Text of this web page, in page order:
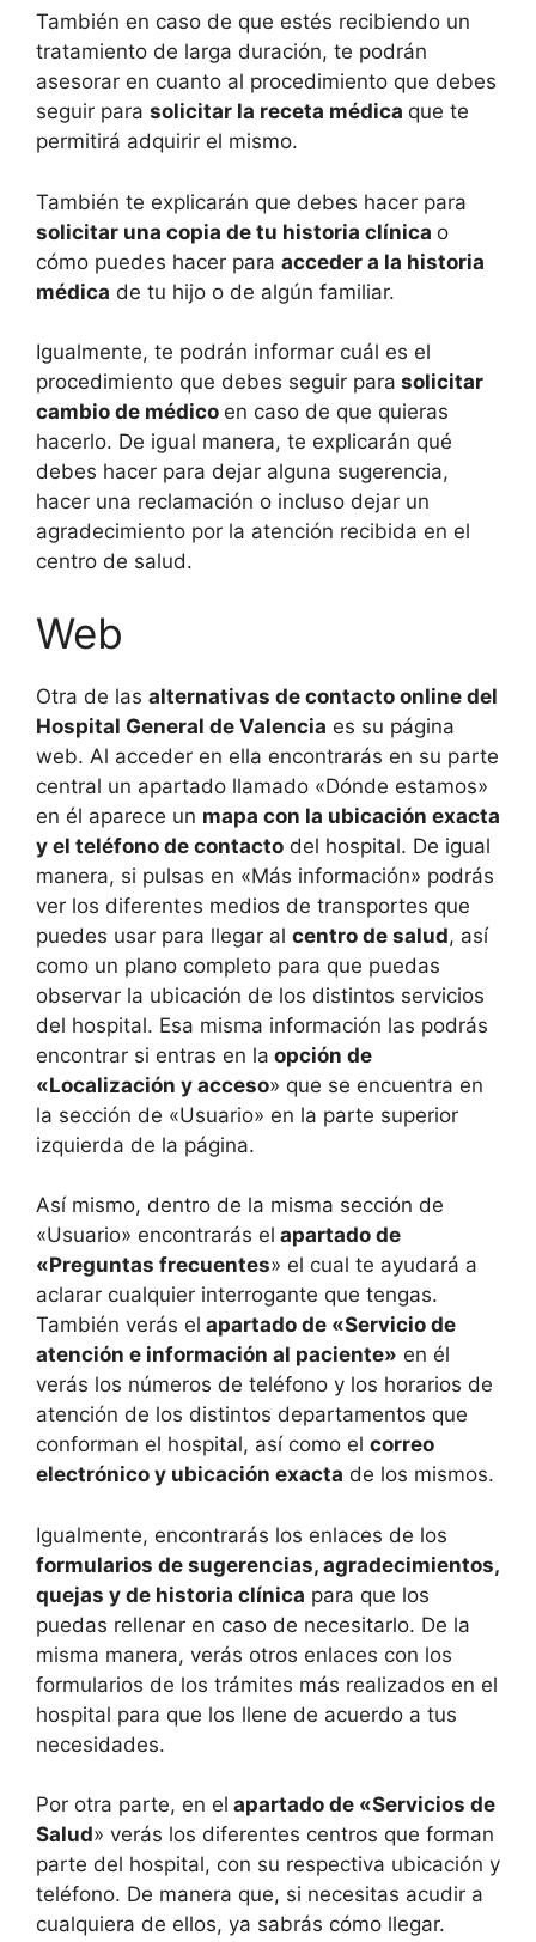
También en caso de que estés recibiendo un
tratamiento de larga duración, te podrán
asesorar en cuanto al procedimiento que debes
seguir para solicitar la receta médica que te
permitirá adquirir el mismo.
También te explicarán que debes hacer para
solicitar una copia de tu historia clínica o
cómo puedes hacer para acceder a la historia
médica de tu hijo o de algún familiar.
Igualmente, te podrán informar cuál es el
procedimiento que debes seguir para solicitar
cambio de médico en caso de que quieras
hacerlo. De igual manera, te explicarán qué
debes hacer para dejar alguna sugerencia,
hacer una reclamación o incluso dejar un
agradecimiento por la atención recibida en el
centro de salud.
Web
Otra de las alternativas de contacto online del
Hospital General de Valencia es su página
web. Al acceder en ella encontrarás en su parte
central un apartado llamado «Dónde estamos»
en él aparece un mapa con la ubicación exacta
y el teléfono de contacto del hospital. De igual
manera, si pulsas en «Más información» podrás
ver los diferentes medios de transportes que
puedes usar para llegar al centro de salud, así
como un plano completo para que puedas
observar la ubicación de los distintos servicios
del hospital. Esa misma información las podrás
encontrar si entras en la opción de
«Localización y acceso» que se encuentra en
la sección de «Usuario» en la parte superior
izquierda de la página.
Así mismo, dentro de la misma sección de
«Usuario» encontrarás el apartado de
«Preguntas frecuentes» el cual te ayudará a
aclarar cualquier interrogante que tengas.
También verás el apartado de «Servicio de
atención e información al paciente» en él
verás los números de teléfono y los horarios de
atención de los distintos departamentos que
conforman el hospital, así como el correo
electrónico y ubicación exacta de los mismos.
Igualmente, encontrarás los enlaces de los
formularios de sugerencias, agradecimientos,
quejas y de historia clínica para que los
puedas rellenar en caso de necesitarlo. De la
misma manera, verás otros enlaces con los
formularios de los trámites más realizados en el
hospital para que los llene de acuerdo a tus
necesidades.
Por otra parte, en el apartado de «Servicios de
Salud» verás los diferentes centros que forman
parte del hospital, con su respectiva ubicación y
teléfono. De manera que, si necesitas acudir a
cualquiera de ellos, ya sabrás cómo llegar.